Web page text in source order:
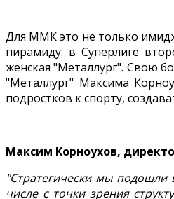
Для ММК это не только
пирамиду: в Суперлиге
женская "Металлург". Свою
"Металлург" Максима
подростков к спорту,
Максим Корноухов,
"Стратегически мы
числе с точки зрения